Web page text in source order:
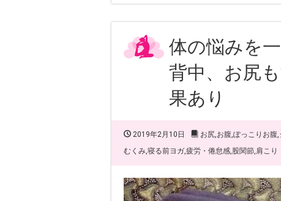
体の悩みを
背中、お尻
果あり
2019年2月10日 お尻,お腹,ぽっこりお腹,
むくみ,寝る前ヨガ,疲労・倦怠感,股関節,肩こり